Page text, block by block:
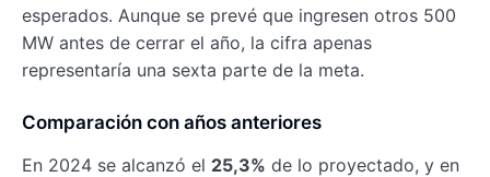
esperados. Aunque se prevé que ingresen otros 500
MW antes de cerrar el año, la cifra apenas
representaría una sexta parte de la meta.
Comparación con años anteriores
En 2024 se alcanzó el 25,3% de lo proyectado, y en